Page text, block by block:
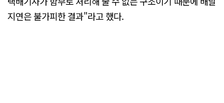
지연은 불가피한 결과"라고 했다.